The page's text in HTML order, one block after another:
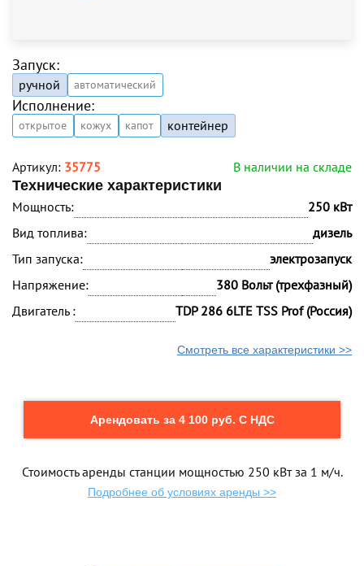
Запуск:
ручной автоматический
Исполнение:
открытое кожух капот контейнер
Артикул: 35775
В наличии на складе
Технические характеристики
Мощность:
250 кВт
Вид топлива:
дизель
Тип запуска:
электрозапуск
Напряжение:
380 Вольт (трехфазный)
Двигатель :
TDP 286 6LTE TSS Prof (Россия)
Смотреть все характеристики >>
Арендовать за 4 100 руб. С НДС
Стоимость аренды станции мощностью 250 кВт за 1 м/ч.
Подробнее об условиях аренды >>